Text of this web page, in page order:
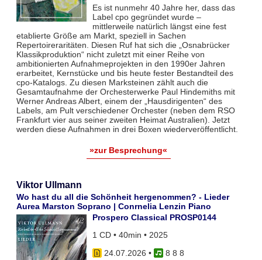
Es ist nunmehr 40 Jahre her, dass das
Label cpo gegründet wurde –
mittlerweile natürlich längst eine fest
etablierte Größe am Markt, speziell in Sachen
Repertoireraritäten. Diesen Ruf hat sich die „Osnabrücker
Klassikproduktion“ nicht zuletzt mit einer Reihe von
ambitionierten Aufnahmeprojekten in den 1990er Jahren
erarbeitet, Kernstücke und bis heute fester Bestandteil des
cpo-Katalogs. Zu diesen Marksteinen zählt auch die
Gesamtaufnahme der Orchesterwerke Paul Hindemiths mit
Werner Andreas Albert, einem der „Hausdirigenten“ des
Labels, am Pult verschiedener Orchester (neben dem RSO
Frankfurt vier aus seiner zweiten Heimat Australien). Jetzt
werden diese Aufnahmen in drei Boxen wiederveröffentlicht.
»zur Besprechung«
Viktor Ullmann
Wo hast du all die Schönheit hergenommen? - Lieder
Aurea Marston Soprano | Conrnelia Lenzin Piano
Prospero Classical PROSP0144
1 CD • 40min • 2025
24.07.2026 •
8 8 8